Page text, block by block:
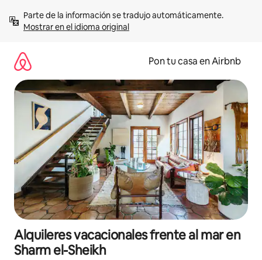
contenidoMostrar en el idioma original
Pon tu casa en Airbnb
Alquileres vacacionales frente al mar en
Sharm el-Sheikh